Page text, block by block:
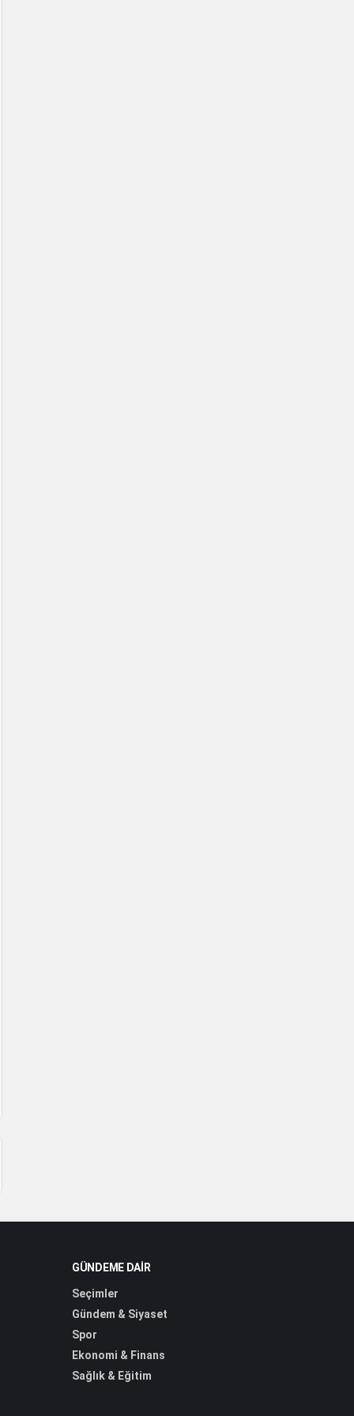
GÜNDEME DAIR
Seçimler
Gündem & Siyaset
Spor
Ekonomi & Finans
Sağlık & Eğitim